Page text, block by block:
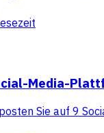
Media-
Sie auf 9